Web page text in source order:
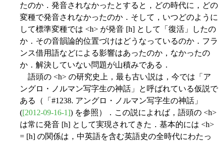
たのか．発音されなかったとすると，どの時代に，どの
変種で発音されなかったのか．そして，いつどのように
して標準変種では <h> が発音 [h] として「復活」したの
か．その音韻論的位置づけはどうなっているのか．フラ
ンス借用語などによる影響はあったのか，なかったの
か．解決していない問題が山積みである．
語頭の <h> の研究史上，最も古い説は，今では「ア
ングロ・ノルマン写字生の神話」と呼ばれている仮説で
ある（「#1238. アングロ・ノルマン写字生の神話」
([2012-09-16-1]) を参照）．この説によれば，語頭の <h>
は常に発音 [h] として実現されてきた．基本的には <h>
= [h] の関係は，中英語を含む英語史の全時代にわたっ